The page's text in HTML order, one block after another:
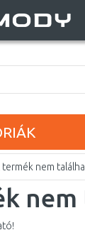
termék nem